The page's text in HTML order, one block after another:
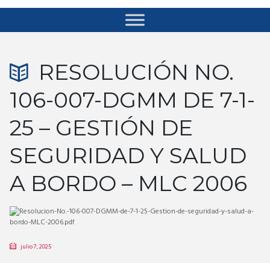
RESOLUCIÓN NO.
106-007-DGMM DE 7-1-
25 – GESTIÓN DE
SEGURIDAD Y SALUD
A BORDO – MLC 2006
julio 7, 2025